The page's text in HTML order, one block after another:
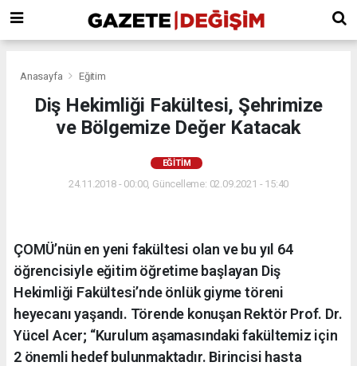
Anasayfa Eğitim
Diş Hekimliği Fakültesi, Şehrimize
ve Bölgemize Değer Katacak
EĞITIM
24.11.2018 - 00:00, Güncelleme: 02.09.2021 - 15:40
ÇOMÜ’nün en yeni fakültesi olan ve bu yıl 64
öğrencisiyle eğitim öğretime başlayan Diş
Hekimliği Fakültesi’nde önlük giyme töreni
heyecanı yaşandı. Törende konuşan Rektör Prof. Dr.
Yücel Acer; “Kurulum aşamasındaki fakültemiz için
2 önemli hedef bulunmaktadır. Birincisi hasta